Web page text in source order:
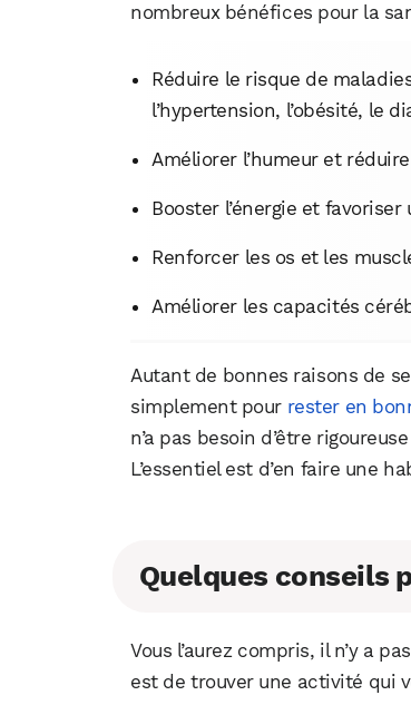
nombreux bénéfices pour la
Réduire le risque de
l’hypertension, l’obésité, le
Améliorer l’humeur et
Booster l’énergie et
Renforcer les os et les
Améliorer les capacités
Autant de bonnes raisons de
simplement pour rester en
n’a pas besoin d’être
L’essentiel est d’en faire une
Quelques conseils
Vous l’aurez compris, il n’y a
est de trouver une activité qui